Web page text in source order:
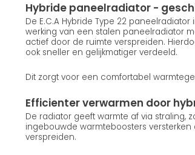
Hybride paneelradiator -
De E.C.A Hybride Type 22
werking van een stalen paneelradiator
actief door de ruimte verspreiden.
ook sneller en gelijkmatiger verdeeld.
Dit zorgt voor een comfortabel
Efficienter verwarmen door
De radiator geeft warmte af via straling,
ingebouwde warmteboosters
verspreiden.